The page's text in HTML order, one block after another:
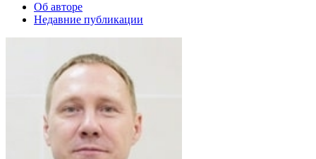
Об авторе
Недавние публикации